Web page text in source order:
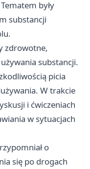
były
substancji
zdrowotne,
substancji.
picia
W trakcie
i ćwiczeniach
w sytuacjach
o
się po drogach